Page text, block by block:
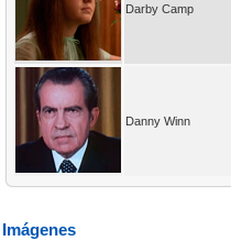
Darby Camp
Danny Winn
Imágenes